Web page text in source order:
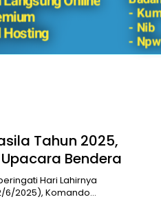
Tahun 2025,
Bendera
Hari Lahirnya
6/2025), Komando…